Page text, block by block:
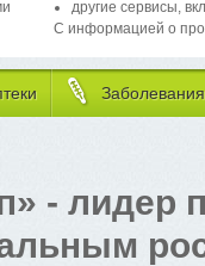
другие сервисы,
С информацией о
Заболевания
- лидер